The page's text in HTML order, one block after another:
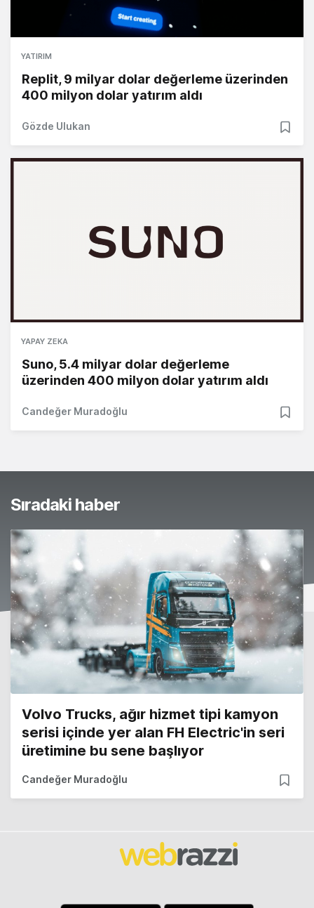
YATIRIM
Replit, 9 milyar dolar değerleme üzerinden
400 milyon dolar yatırım aldı
Gözde Ulukan
YAPAY ZEKA
Suno, 5.4 milyar dolar değerleme
üzerinden 400 milyon dolar yatırım aldı
Candeğer Muradoğlu
Sıradaki haber
Volvo Trucks, ağır hizmet tipi kamyon
serisi içinde yer alan FH Electric'in seri
üretimine bu sene başlıyor
Candeğer Muradoğlu